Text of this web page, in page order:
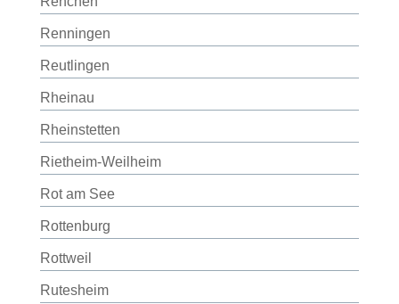
Renningen
Reutlingen
Rheinau
Rheinstetten
Rietheim-Weilheim
Rot am See
Rottenburg
Rottweil
Rutesheim